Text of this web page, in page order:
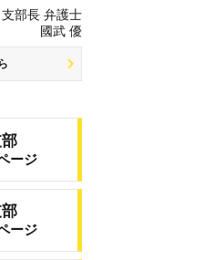
部長 弁護士
國武 優
ージ
ージ